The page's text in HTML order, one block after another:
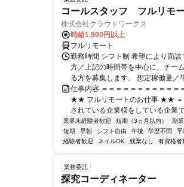
コールスタッフ フルリモ
株式会社クラウドワークス
時給1,900円以上
フルリモート
勤務時間 シフト制 希望により面
方／上記の時間帯を中心に、チー
る方を募集します。 想定稼働量／
仕事内容 ＝＝＝＝＝＝＝＝＝＝＝
★★ フルリモートのお仕事 ★★ ＝
されている企業様をしている企業
業界未経験者歓迎 短期（3ヵ月以内） 副
短期
早朝 シフト自由 午後 学歴不問 平
経験者歓迎
ネイルOK 残業なし 有資格者
業務委託
探究コーディネーター